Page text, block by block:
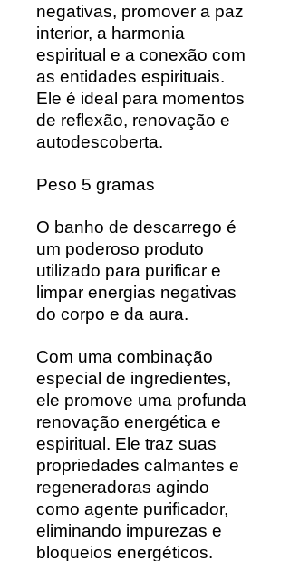
negativas, promover a paz
interior, a harmonia
espiritual e a conexão com
as entidades espirituais.
Ele é ideal para momentos
de reflexão, renovação e
autodescoberta.
Peso 5 gramas
O banho de descarrego é
um poderoso produto
utilizado para purificar e
limpar energias negativas
do corpo e da aura.
Com uma combinação
especial de ingredientes,
ele promove uma profunda
renovação energética e
espiritual. Ele traz suas
propriedades calmantes e
regeneradoras agindo
como agente purificador,
eliminando impurezas e
bloqueios energéticos.